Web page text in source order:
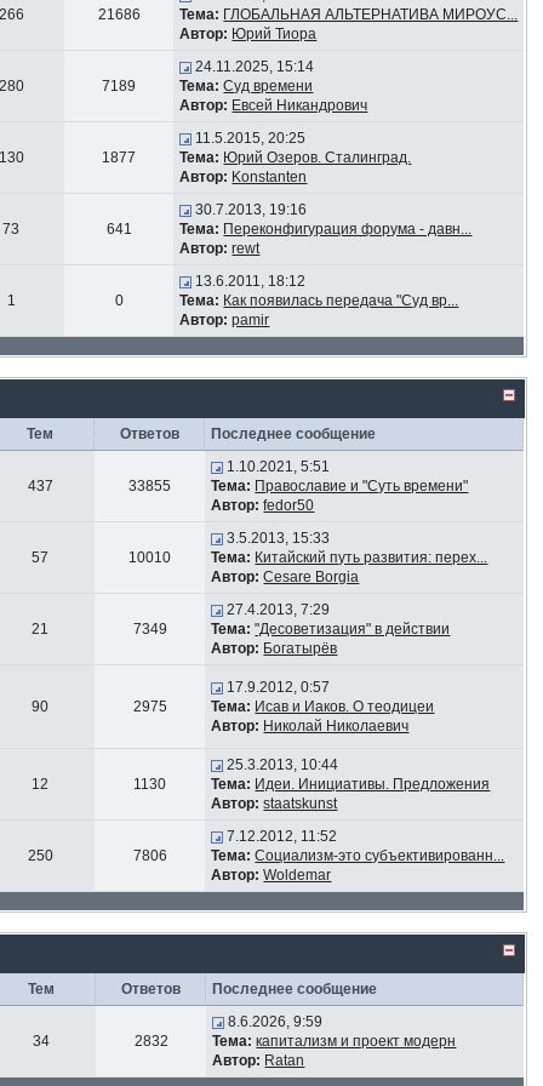
21686
Тема: ГЛОБАЛЬНАЯ АЛЬТЕРНАТИВА МИРОУС...
Автор: Юрий Тиора
7189
24.11.2025, 15:14
Тема: Суд времени
Автор: Евсей Никандрович
1877
11.5.2015, 20:25
Тема: Юрий Озеров. Сталинград.
Автор: Konstanten
73 641
30.7.2013, 19:16
Тема: Переконфигурация форума - давн...
Автор: rewt
1 0
13.6.2011, 18:12
Тема: Как появилась передача "Суд вр...
Автор: pamir
Тем Ответов Последнее сообщение
437 33855
1.10.2021, 5:51
Тема: Православие и "Суть времени"
Автор: fedor50
57 10010
3.5.2013, 15:33
Тема: Китайский путь развития: перех...
Автор: Cesare Borgia
21 7349
27.4.2013, 7:29
Тема: "Десоветизация" в действии
Автор: Богатырёв
90 2975
17.9.2012, 0:57
Тема: Исав и Иаков. О теодицеи
Автор: Николай Николаевич
12 1130
25.3.2013, 10:44
Тема: Идеи. Инициативы. Предложения
Автор: staatskunst
250 7806
7.12.2012, 11:52
Тема: Социализм-это субъективированн...
Автор: Woldemar
Тем Ответов Последнее сообщение
34 2832
8.6.2026, 9:59
Тема: капитализм и проект модерн
Автор: Ratan